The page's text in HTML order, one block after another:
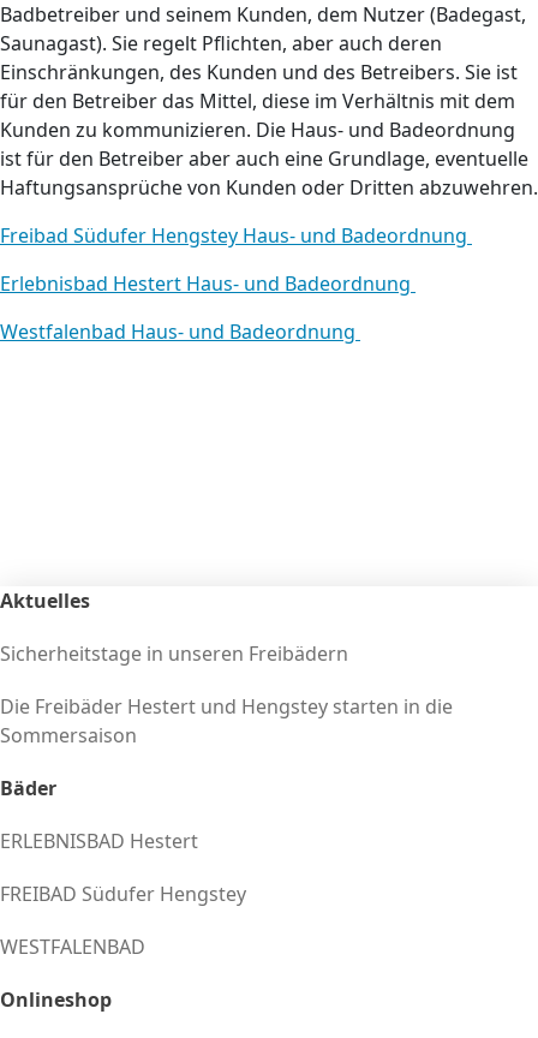
Badbetreiber und seinem Kunden, dem Nutzer (Badegast,
Saunagast). Sie regelt Pflichten, aber auch deren
Einschränkungen, des Kunden und des Betreibers. Sie ist
für den Betreiber das Mittel, diese im Verhältnis mit dem
Kunden zu kommunizieren. Die Haus- und Badeordnung
ist für den Betreiber aber auch eine Grundlage, eventuelle
Haftungsansprüche von Kunden oder Dritten abzuwehren.
Freibad Südufer Hengstey Haus- und Badeordnung
Erlebnisbad Hestert Haus- und Badeordnung
Westfalenbad Haus- und Badeordnung
Aktuelles
Sicherheitstage in unseren Freibädern
Die Freibäder Hestert und Hengstey starten in die
Sommersaison
Bäder
ERLEBNISBAD Hestert
FREIBAD Südufer Hengstey
WESTFALENBAD
Onlineshop